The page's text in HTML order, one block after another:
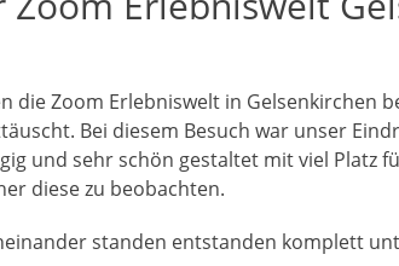
die Zoom Erlebniswelt in Gelsenkirchen
Bei diesem Besuch war unser
und sehr schön gestaltet mit viel Platz
diese zu beobachten.
standen entstanden komplett